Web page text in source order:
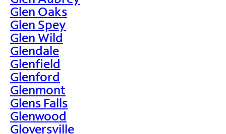
Glen Oaks
Glen Spey
Glen Wild
Glendale
Glenfield
Glenford
Glenmont
Glens Falls
Glenwood
Gloversville